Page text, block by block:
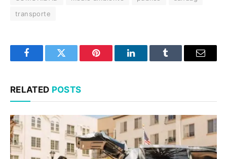
transporte
FacebookTwitter Pinterest LinkedInTumblr Email
RELATED POSTS